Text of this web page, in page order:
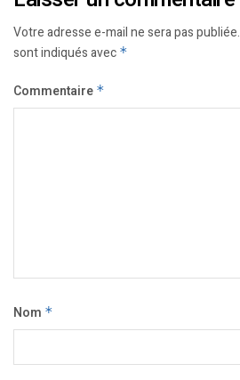
Votre adresse e-mail ne sera pas publiée.
sont indiqués avec *
Commentaire *
Nom *